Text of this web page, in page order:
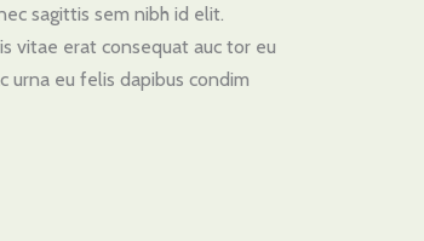
sagittis sem nibh id elit.
vitae erat consequat auc tor eu
urna eu felis dapibus condim